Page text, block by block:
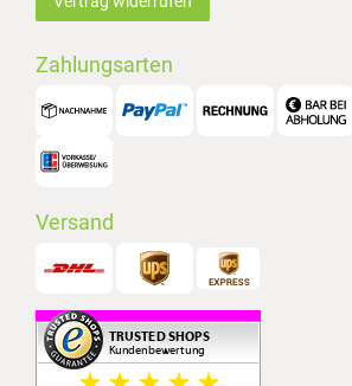
Zahlungsarten
Versand